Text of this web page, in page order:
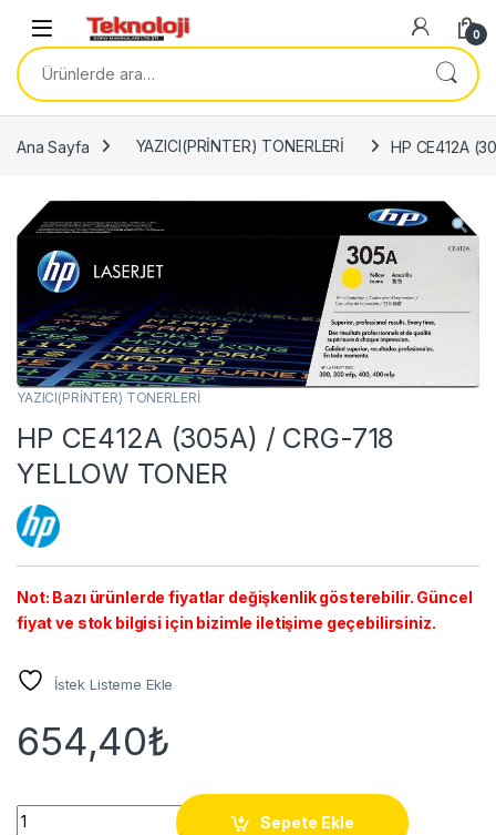
Skip to navigation
0
Ara:
Ana Sayfa YAZICI(PRİNTER) TONERLERİ HP CE412A
YAZICI(PRİNTER) TONERLERİ
HP CE412A (305A) / CRG-718
YELLOW TONER
Not: Bazı ürünlerde fiyatlar değişkenlik gösterebilir. Güncel
fiyat ve stok bilgisi için bizimle iletişime geçebilirsiniz.
İstek Listeme Ekle
654,40₺
HP CE412A (305A) / CRG-718 YELLOW TONER quantity
Sepete Ekle